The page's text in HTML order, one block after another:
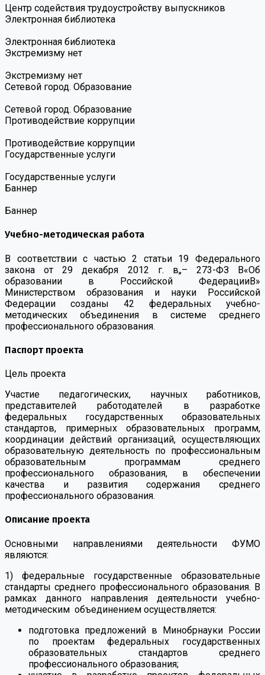
Центр содействия трудоустройству выпускников
Электронная библиотека
Электронная библиотека
Экстремизму нет
Экстремизму нет
Сетевой город. Образование
Сетевой город. Образование
Противодействие коррупции
Противодействие коррупции
Государственные услуги
Государственные услуги
Баннер
Баннер
Учебно-методическая работа
В соответствии с частью 2 статьи 19 Федерального
закона от 29 декабря 2012 г. в„– 273-ФЗ В«Об
образовании в Российской ФедерацииВ»
Министерством образования и науки Российской
Федерации созданы 42 федеральных учебно-
методических объединения в системе среднего
профессионального образования.
Паспорт проекта
Цель проекта
Участие педагогических, научных работников,
представителей работодателей в разработке
федеральных государственных образовательных
стандартов, примерных образовательных программ,
координации действий организаций, осуществляющих
образовательную деятельность по профессиональным
образовательным программам среднего
профессионального образования, в обеспечении
качества и развития содержания среднего
профессионального образования.
Описание проекта
Основными направлениями деятельности ФУМО
являются:
1) федеральные государственные образовательные
стандарты среднего профессионального образования. В
рамках данного направления деятельности учебно-
методическим объединением осуществляется:
подготовка предложений в Минобрнауки России
по проектам федеральных государственных
образовательных стандартов среднего
профессионального образования;